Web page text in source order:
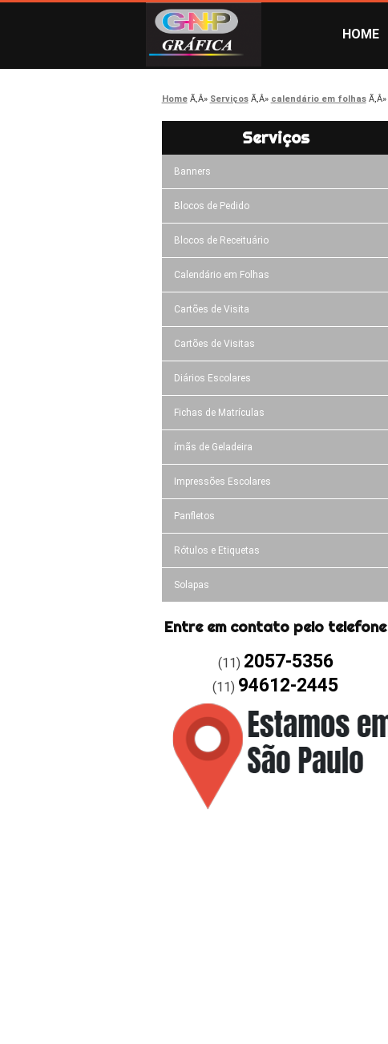
HOME
Home Serviços calendário em folhas
Serviços
Banners
Blocos de Pedido
Blocos de Receituário
Calendário em Folhas
Cartões de Visita
Cartões de Visitas
Diários Escolares
Fichas de Matrículas
ímãs de Geladeira
Impressões Escolares
Panfletos
Rótulos e Etiquetas
Solapas
Entre em contato pelo telefone
(11) 2057-5356
(11) 94612-2445